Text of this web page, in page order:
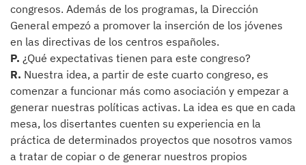
congresos. Además de los programas, la Dirección
General empezó a promover la inserción de los jóvenes
en las directivas de los centros españoles.
P. ¿Qué expectativas tienen para este congreso?
R. Nuestra idea, a partir de este cuarto congreso, es
comenzar a funcionar más como asociación y empezar a
generar nuestras políticas activas. La idea es que en cada
mesa, los disertantes cuenten su experiencia en la
práctica de determinados proyectos que nosotros vamos
a tratar de copiar o de generar nuestros propios